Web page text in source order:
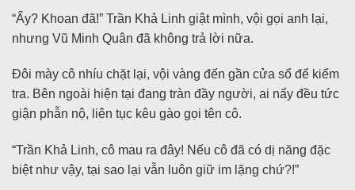
“Ấy? Khoan đã!” Trần Khả Linh giật mình, vội gọi anh lại,
nhưng Vũ Minh Quân đã không trả lời nữa.
Đôi mày cô nhíu chặt lại, vội vàng đến gần cửa sổ để kiểm
tra. Bên ngoài hiện tại đang tràn đầy người, ai nấy đều tức
giận phẫn nộ, liên tục kêu gào gọi tên cô.
“Trần Khả Linh, cô mau ra đây! Nếu cô đã có dị năng đặc
biệt như vậy, tại sao lại vẫn luôn giữ im lặng chứ?!”